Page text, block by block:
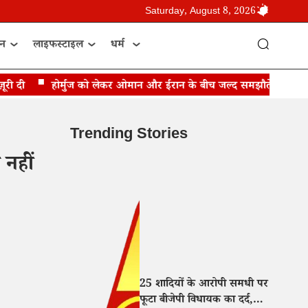
Saturday, August 8, 2026
लाइफस्टाइल धर्म
होर्मुज को लेकर ओमान और ईरान के बीच जल्द समझौते की उम्मीद:
Trending Stories
25 शादियों के आरोपी समधी पर
फूटा बीजेपी विधायक का दर्द,